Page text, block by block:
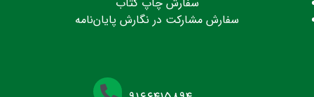
سفارش مشارکت در نگارش پایان‌نامه